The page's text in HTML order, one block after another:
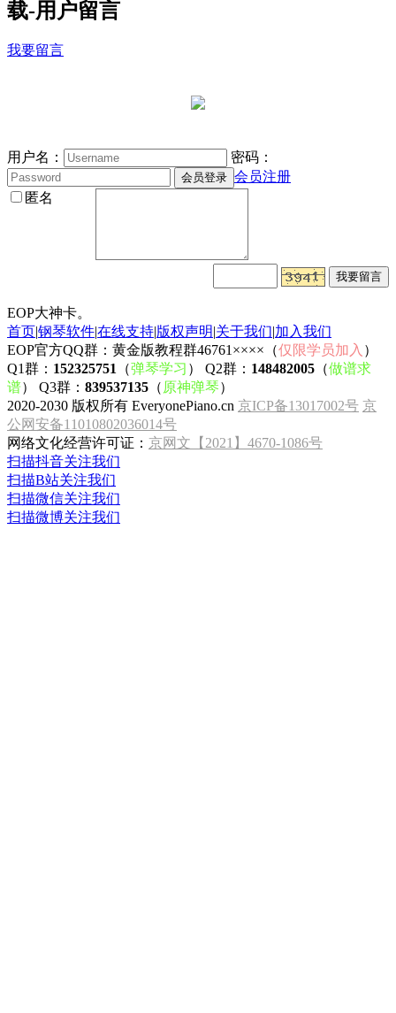
载-用户留言
我要留言
用户名：
密码：
会员注册
匿名
EOP大神卡。
首页|钢琴软件|在线支持|版权声明|关于我们|加入我们
EOP官方QQ群：黄金版教程群46761××××（仅限学员加入 ）
Q1群： 152325751 （弹琴学习 ） Q2群： 148482005 （做谱求
谱） Q3群： 839537135 （原神弹琴）
2020-2030 版权所有 EveryonePiano.cn 京ICP备13017002号 京
公网安备11010802036014号
网络文化经营许可证： 京网文【2021】4670-1086号
扫描抖音关注我们
扫描B站关注我们
扫描微信关注我们
扫描微博关注我们